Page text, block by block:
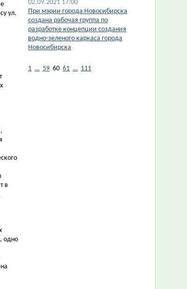
ул.
в
одно
02.09.2021 17:00
При мэрии города Новосибирска
создана рабочая группа по
разработке концепции создания
водно-зеленого каркаса города
Новосибирска
1 … 59 60 61 … 111